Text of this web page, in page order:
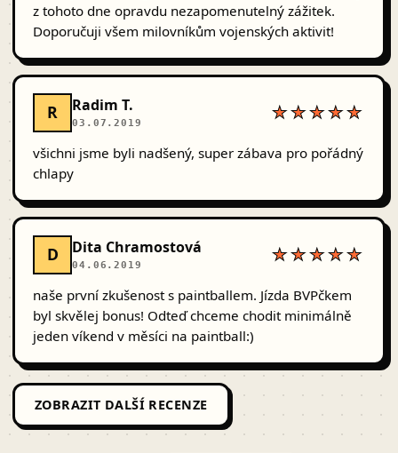
z tohoto dne opravdu nezapomenutelný zážitek.
Doporučuji všem milovníkům vojenských aktivit!
R Radim T.
03.07.2019
★★★★★
všichni jsme byli nadšený, super zábava pro pořádný
chlapy
D Dita Chramostová
04.06.2019
★★★★★
naše první zkušenost s paintballem. Jízda BVPčkem
byl skvělej bonus! Odteď chceme chodit minimálně
jeden víkend v měsíci na paintball:)
ZOBRAZIT DALŠÍ RECENZE